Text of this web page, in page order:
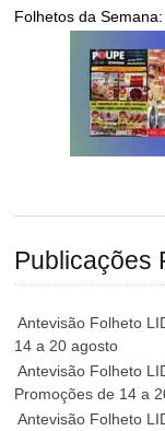
Folhetos da Semana:
Publicações
Antevisão Folheto
14 a 20 agosto
Antevisão Folheto
Promoções de 14 a
Antevisão Folheto